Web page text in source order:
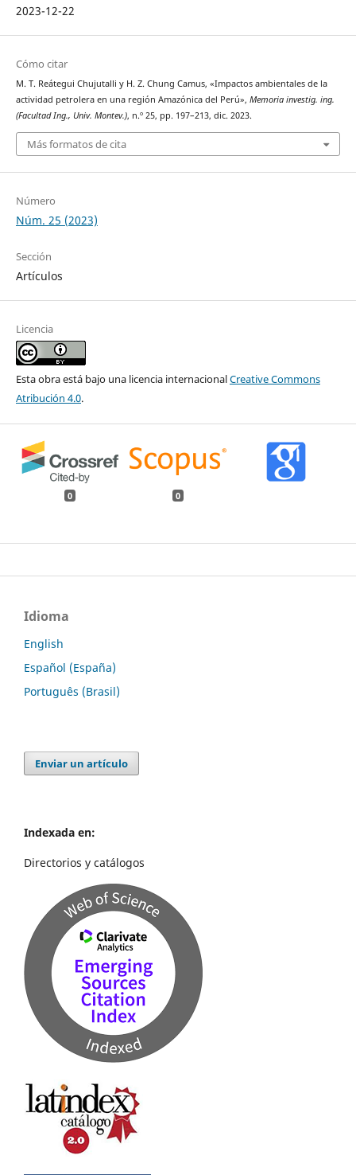
2023-12-22
Cómo citar
M. T. Reátegui Chujutalli y H. Z. Chung Camus, «Impactos ambientales de la
actividad petrolera en una región Amazónica del Perú», Memoria investig. ing.
(Facultad Ing., Univ. Montev.), n.º 25, pp. 197–213, dic. 2023.
Más formatos de cita
Número
Núm. 25 (2023)
Sección
Artículos
Licencia
Esta obra está bajo una licencia internacionalCreative Commons
Atribución 4.0.
0 0
Idioma
English
Español (España)
Português (Brasil)
Enviar un artículo
Indexada en:
Directorios y catálogos